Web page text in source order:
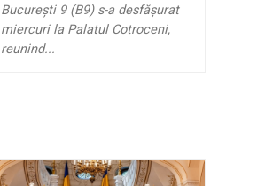
București 9 (B9) s-a desfășurat
miercuri la Palatul Cotroceni,
reunind...